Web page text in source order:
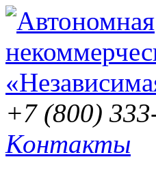
+7 (800)
Контакты